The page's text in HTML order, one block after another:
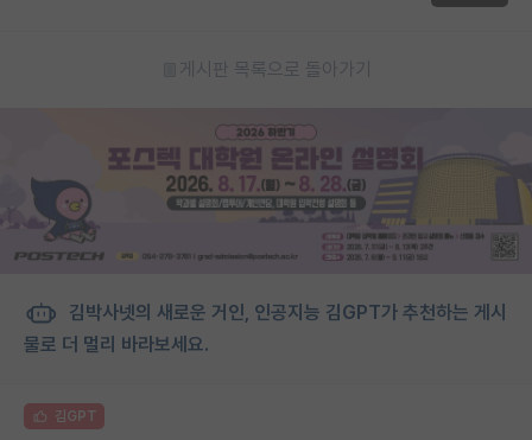
게시판 목록으로 돌아가기
김박사넷의 새로운 거인, 인공지능 김GPT가 추천하는 게시
물로 더 멀리 바라보세요.
김GPT